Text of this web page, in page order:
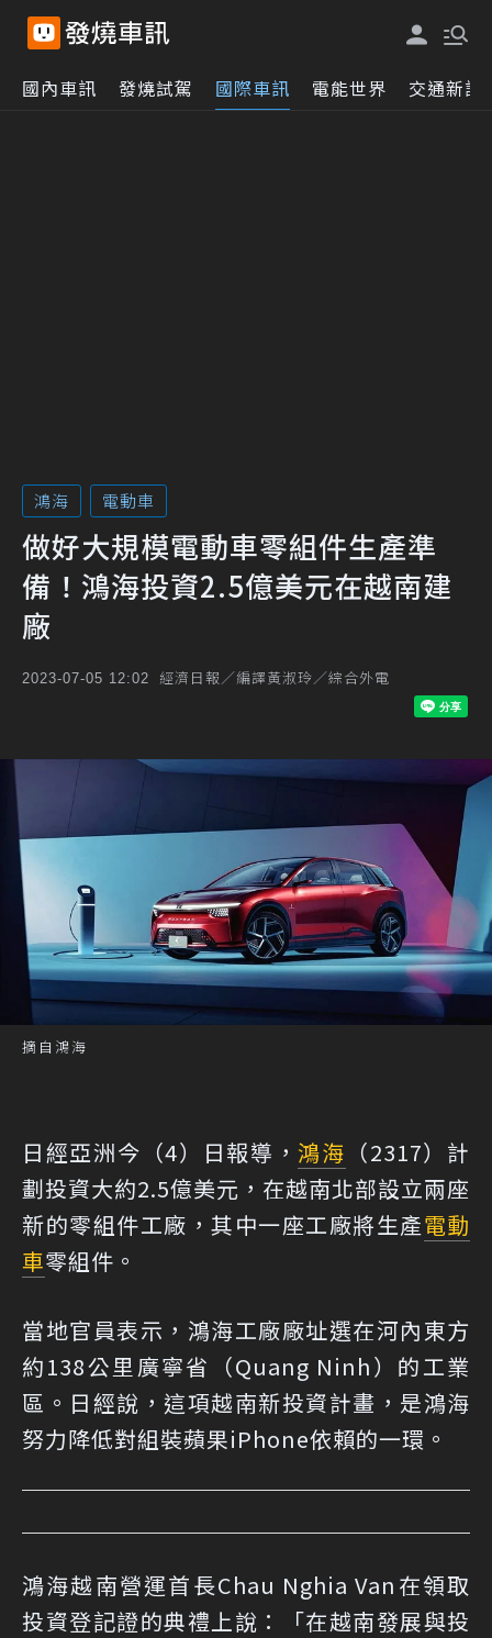
國內車訊 發燒試駕 國際車訊 電能世界 交通新訊
鴻海 電動車
做好大規模電動車零組件生產準
備！鴻海投資2.5億美元在越南建
廠
2023-07-05 12:02 經濟日報／編譯黃淑玲／綜合外電
摘自鴻海
日經亞洲今（4）日報導， 鴻海 （2317）計
劃投資大約2.5億美元，在越南北部設立兩座
新的零組件工廠，其中一座工廠將生產電動
車零組件。
當地官員表示，鴻海工廠廠址選在河內東方
約138公里廣寧省（Quang Ninh）的工業
區。日經說，這項越南新投資計畫，是鴻海
努力降低對組裝蘋果iPhone依賴的一環。
鴻海越南營運首長Chau Nghia Van在領取
投資登記證的典禮上說：「在越南發展與投